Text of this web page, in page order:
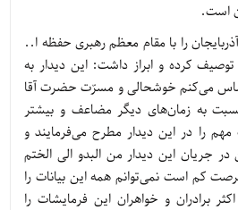
است.
را با مقام معظم رهبری حفظه ا..
توصیف کرده و ابراز داشت: این دیدار به
می‌کنم خوشحالی و مسرّت حضرت آقا
نسبت به زمان‌های دیگر مضاعف و بیشتر
را در این دیدار مطرح می‌فرمایند و
جریان این دیدار من البدو الی الختم
کم است نمی‌توانم همه این بیانات را
برادران و خواهران این فرمایشات را